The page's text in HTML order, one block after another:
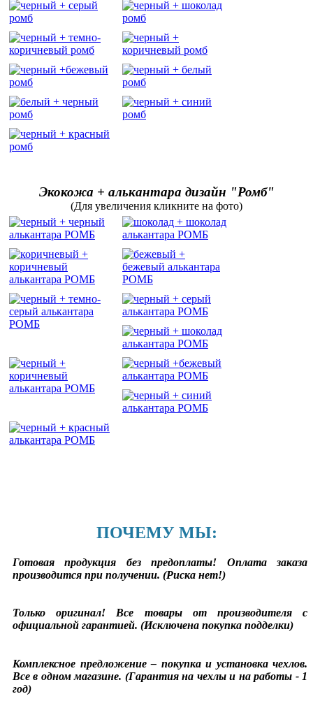
Экокожа + алькантара дизайн "Ромб"
(Для увеличения кликните на фото)
ПОЧЕМУ МЫ:
Готовая продукция без предоплаты! Оплата заказа
производится при получении. (Риска нет!)
Только оригинал! Все товары от производителя с
официальной гарантией. (Исключена покупка подделки)
Комплексное предложение – покупка и установка чехлов.
Все в одном магазине. (Гарантия на чехлы и на работы - 1
год)